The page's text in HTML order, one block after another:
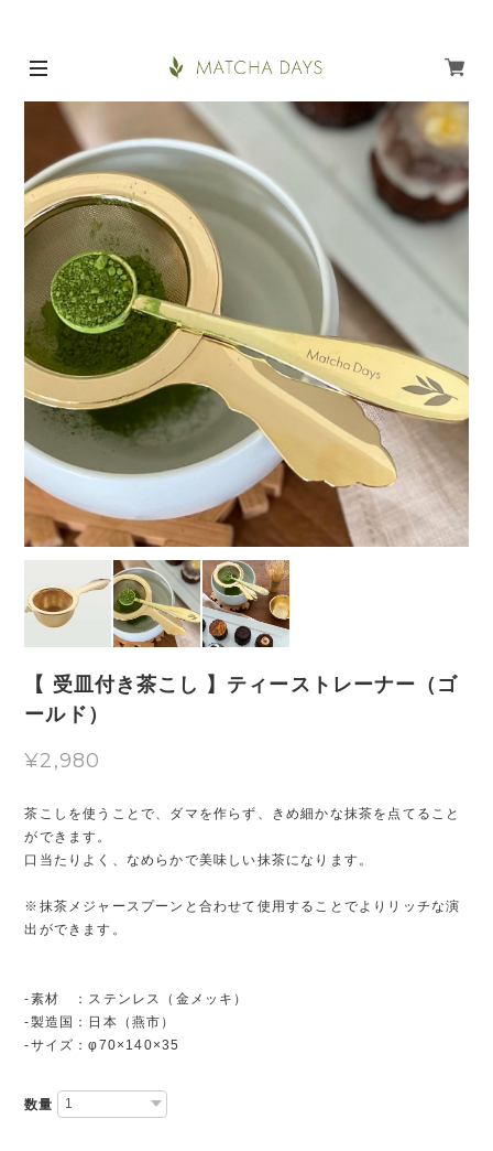
【 受皿付き茶こし 】ティーストレーナー（ゴ
ールド）
¥2,980
茶こしを使うことで、ダマを作らず、きめ細かな抹茶を点てること
ができます。
口当たりよく、なめらかで美味しい抹茶になります。
※抹茶メジャースプーンと合わせて使用することでよりリッチな演
出ができます。
-素材 ：ステンレス（金メッキ）
-製造国：日本（燕市）
-サイズ：φ70×140×35
数量